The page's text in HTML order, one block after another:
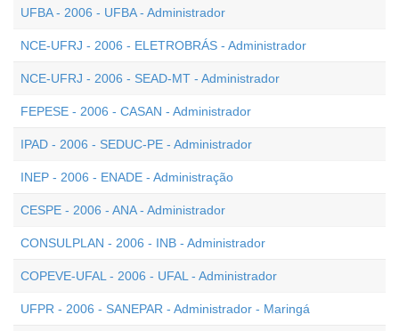
UFBA - 2006 - UFBA - Administrador
NCE-UFRJ - 2006 - ELETROBRÁS - Administrador
NCE-UFRJ - 2006 - SEAD-MT - Administrador
FEPESE - 2006 - CASAN - Administrador
IPAD - 2006 - SEDUC-PE - Administrador
INEP - 2006 - ENADE - Administração
CESPE - 2006 - ANA - Administrador
CONSULPLAN - 2006 - INB - Administrador
COPEVE-UFAL - 2006 - UFAL - Administrador
UFPR - 2006 - SANEPAR - Administrador - Maringá